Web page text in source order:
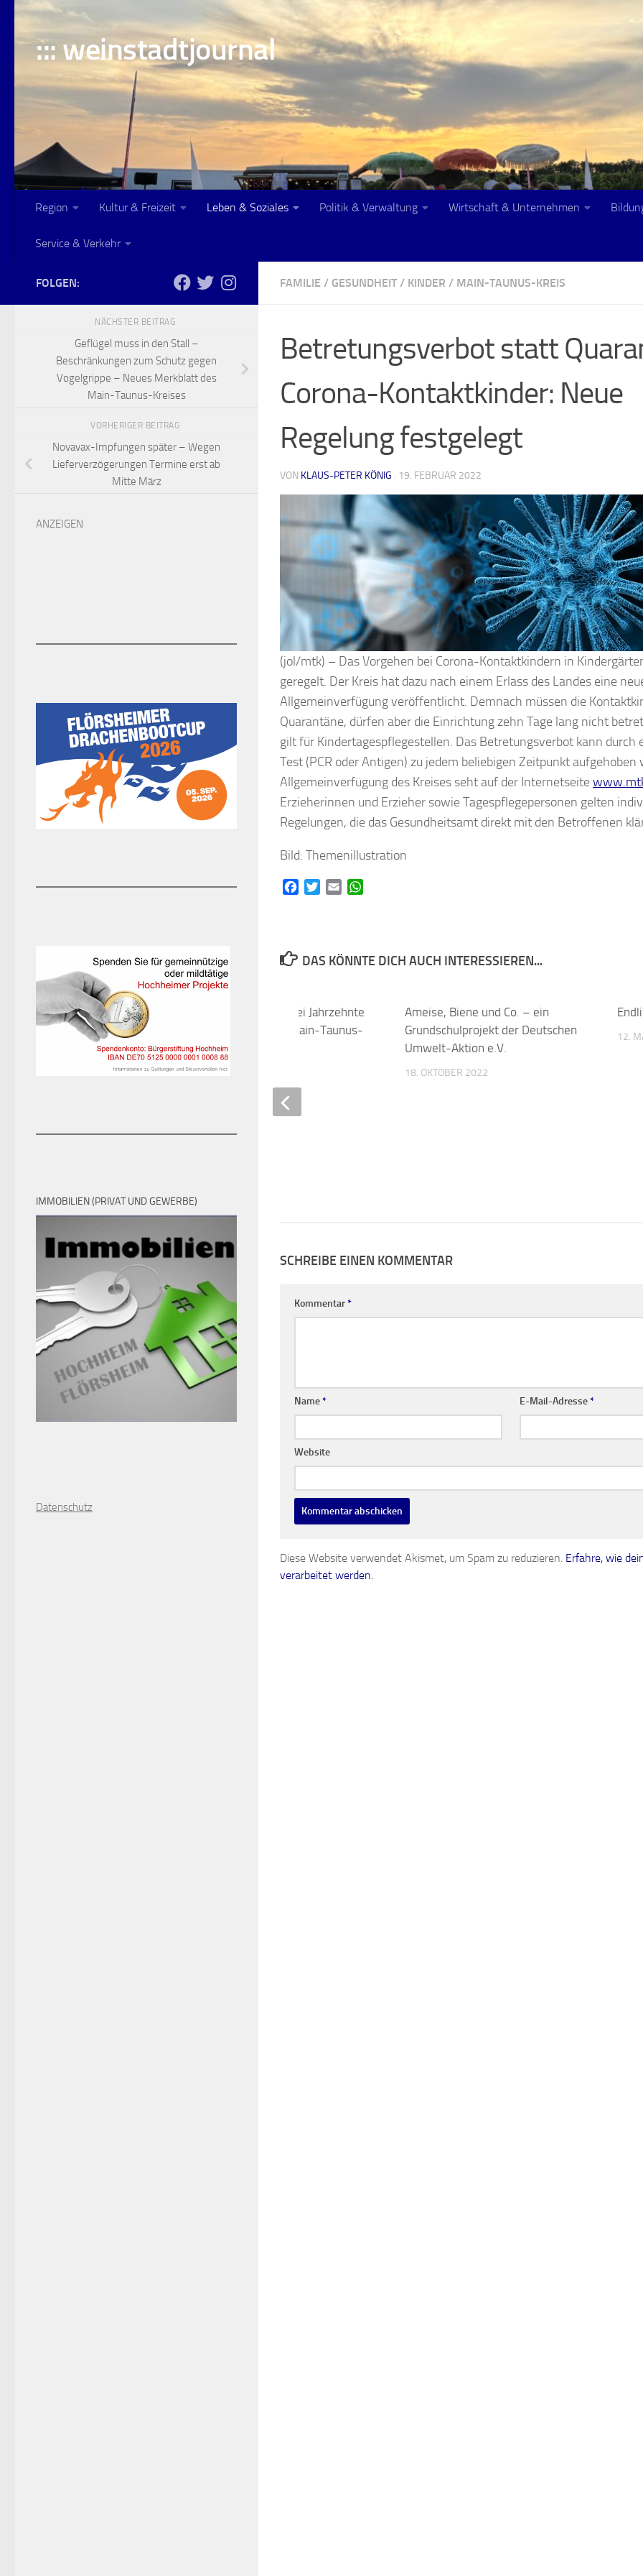
Skip to content
::: weinstadtjournal
Region Kultur & Freizeit Leben & Soziales Politik & Verwaltung Wirtschaft & Unternehmen
Service & Verkehr
FAMILIE / GESUNDHEIT / KINDER / MAIN-TAUNUS-KREIS
Betretungsverbot statt
Corona-Kontaktkinder: Neue
Regelung festgelegt
VON KLAUS-PETER KÖNIG · 19. FEBRUAR 2022
(jol/mtk) – Das Vorgehen bei Corona-Kontaktkindern in
geregelt. Der Kreis hat dazu nach einem Erlass des Landes eine
Allgemeinverfügung veröffentlicht. Demnach müssen die
Quarantäne, dürfen aber die Einrichtung zehn Tage lang nicht
gilt für Kindertagespflegestellen. Das Betretungsverbot kann durch
Test (PCR oder Antigen) zu jedem beliebigen Zeitpunkt aufgehoben
Allgemeinverfügung des Kreises seht auf der Internetseite
Erzieherinnen und Erzieher sowie Tagespflegepersonen gelten
Regelungen, die das Gesundheitsamt direkt mit den Betroffenen
Bild: Themenillustration
FacebookTwitterEmail
DAS KÖNNTE DICH AUCH INTERESSIEREN...
Ameise, Biene und Co. – ein
Grundschulprojekt der Deutschen
Umwelt-Aktion e.V.
18. OKTOBER 2022
12.
Blick auf mehr als drei Jahrzehnte
Denkmalpflege im Main-Taunus-
Kreis
5. DEZEMBER 2017
SCHREIBE EINEN KOMMENTAR
Kommentar*
Name* E-Mail-Adresse*
Website
Diese Website verwendet Akismet, um Spam zu reduzieren. Erfahre, wie
verarbeitet werden.
FOLGEN:
NÄCHSTER BEITRAG
Geflügel muss in den Stall –
Beschränkungen zum Schutz gegen
Vogelgrippe – Neues Merkblatt des
Main-Taunus-Kreises
VORHERIGER BEITRAG
Novavax-Impfungen später – Wegen
Lieferverzögerungen Termine erst ab
Mitte März
ANZEIGEN
IMMOBILIEN (PRIVAT UND GEWERBE)
Datenschutz